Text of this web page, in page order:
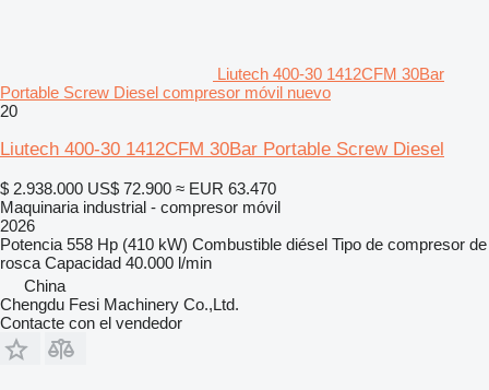
Liutech 400-30 1412CFM 30Bar
Portable Screw Diesel compresor móvil nuevo
20
Liutech 400-30 1412CFM 30Bar Portable Screw Diesel
$ 2.938.000 US$ 72.900 ≈ EUR 63.470
Maquinaria industrial - compresor móvil
2026
Potencia 558 Hp (410 kW) Combustible diésel Tipo de compresor de
rosca Capacidad 40.000 l/min
China
Chengdu Fesi Machinery Co.,Ltd.
Contacte con el vendedor